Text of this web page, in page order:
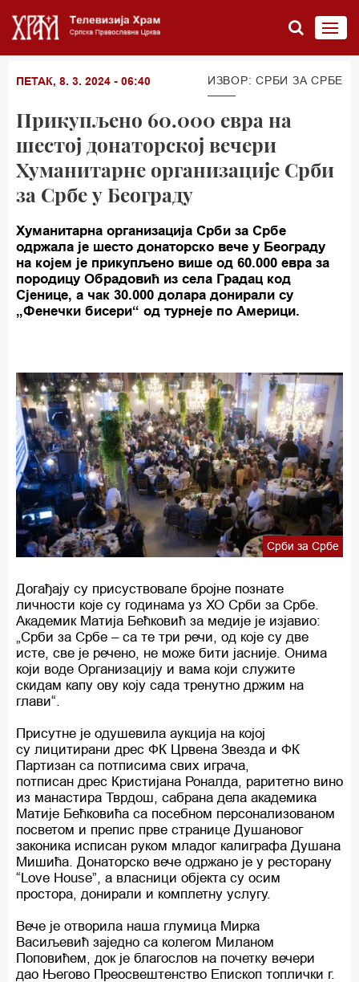
ПЕТАК, 8. 3. 2024 - 06:40 ИЗВОР: СРБИ ЗА СРБЕ
Прикупљено 60.000 евра на
шестој донаторској вечери
Хуманитарне организације Срби
за Србе у Београду
Хуманитарна организација Срби за Србе
одржала је шесто донаторско вече у Београду
на којем је прикупљено више од 60.000 евра за
породицу Обрадовић из села Градац код
Сјенице, а чак 30.000 долара донирали су
„Фенечки бисери“ од турнеје по Америци.
Срби за Србе
Догађају су присуствовале бројне познате
личности које су годинама уз ХО Срби за Србе.
Академик Матија Бећковић за медије је изјавио:
„Срби за Србе – са те три речи, од које су две
исте, све је речено, не може бити јасније. Онима
који воде Организацију и вама који служите
скидам капу ову коју сада тренутно држим на
глави“.
Присутне је одушевила аукција на којој
су лицитирани дрес ФК Црвена Звезда и ФК
Партизан са потписима свих играча,
потписан дрес Кристијана Роналда, раритетно вино
из манастира Тврдош, сабрана дела академика
Матије Бећковића са посебном персонализованом
посветом и препис прве странице Душановог
законика исписан руком младог калиграфа Душана
Мишића. Донаторско вече одржано је у ресторану
“Love House”, а власници објекта су осим
простора, донирали и комплетну услугу.
Вече је отворила наша глумица Мирка
Васиљeвић заједно са колегом Миланом
Поповићем, док је благослов на почетку вечери
дао Његово Преосвештенство Епископ топлички г.